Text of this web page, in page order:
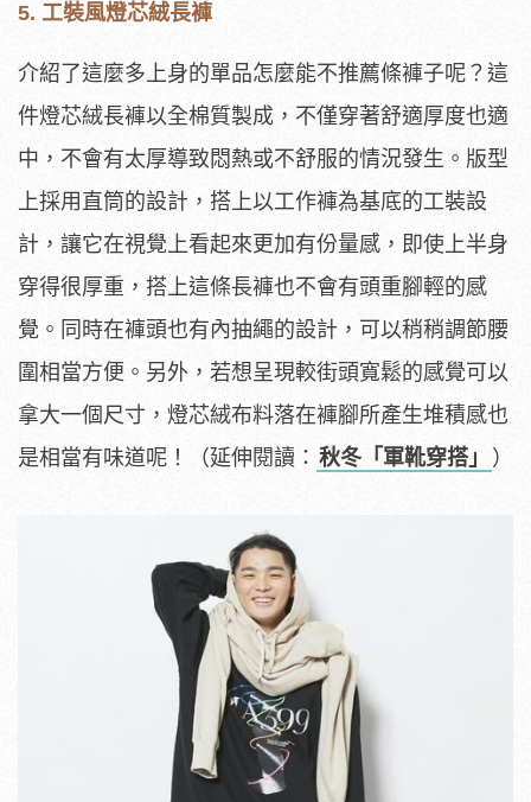
5. 工裝風燈芯絨長褲
介紹了這麼多上身的單品怎麼能不推薦條褲子呢？這
件燈芯絨長褲以全棉質製成，不僅穿著舒適厚度也適
中，不會有太厚導致悶熱或不舒服的情況發生。版型
上採用直筒的設計，搭上以工作褲為基底的工裝設
計，讓它在視覺上看起來更加有份量感，即使上半身
穿得很厚重，搭上這條長褲也不會有頭重腳輕的感
覺。同時在褲頭也有內抽繩的設計，可以稍稍調節腰
圍相當方便。另外，若想呈現較街頭寬鬆的感覺可以
拿大一個尺寸，燈芯絨布料落在褲腳所產生堆積感也
是相當有味道呢！（延伸閱讀： 秋冬「軍靴穿搭」 ）